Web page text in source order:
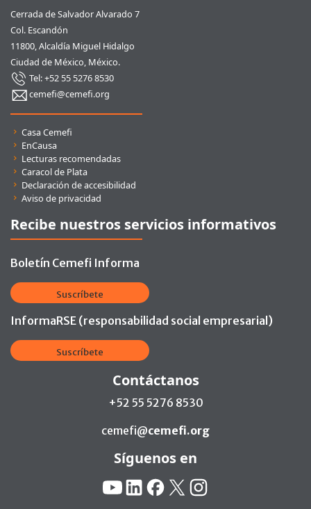
Cerrada de Salvador Alvarado 7
Col. Escandón
11800, Alcaldía Miguel Hidalgo
Ciudad de México, México.
Tel: +52 55 5276 8530
cemefi@cemefi.org
Enlaces rápidos
Casa Cemefi
EnCausa
Lecturas recomendadas
Caracol de Plata
Declaración de accesibilidad
Aviso de privacidad
Recibe nuestros servicios informativos
Boletín Cemefi Informa
Suscríbete
InformaRSE (responsabilidad social empresarial)
Suscríbete
Contáctanos
+52 55 5276 8530
cemefi@cemefi.org
Síguenos en
YouTube
LinkedinFacebook
X Instagram